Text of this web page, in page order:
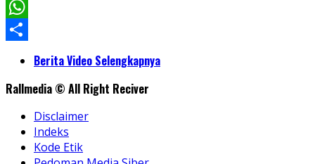
Facebook
WhatsApp
ShareBerita Video Selengkapnya
Rallmedia © All Right Reciver
Disclaimer
Indeks
Kode Etik